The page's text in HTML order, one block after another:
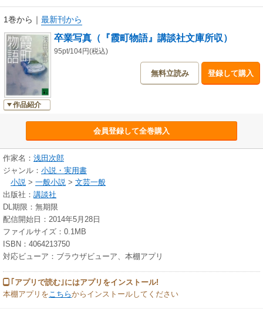
1巻から ｜ 最新刊から
作品紹介
卒業写真（『霞町物語』講談社文庫所収）
95pt/104円(税込)
無料立読み 登録して購入
会員登録して全巻購入
作家名： 浅田次郎
ジャンル： 小説・実用書
小説 > 一般小説 > 文芸一般
出版社： 講談社
DL期限：無期限
配信開始日：2014年5月28日
ファイルサイズ：0.1MB
ISBN：4064213750
対応ビューア：ブラウザビューア、本棚アプリ
｢アプリで読む｣にはアプリをインストール!
本棚アプリをこちらからインストールしてください